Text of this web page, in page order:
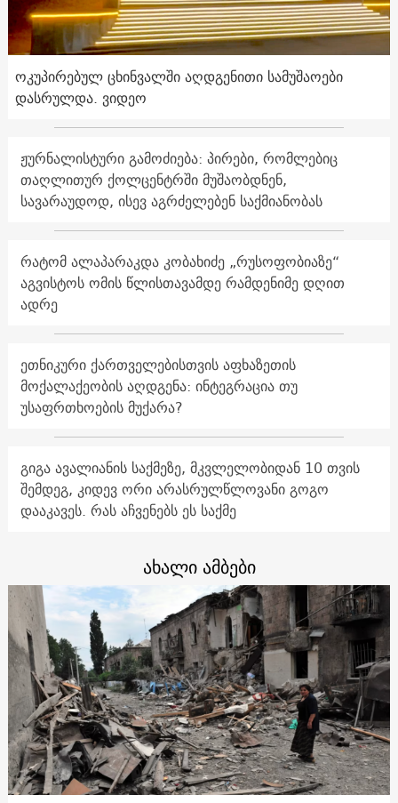
ოკუპირებულ ცხინვალში აღდგენითი სამუშაოები
დასრულდა. ვიდეო
ჟურნალისტური გამოძიება: პირები, რომლებიც
თაღლითურ ქოლცენტრში მუშაობდნენ,
სავარაუდოდ, ისევ აგრძელებენ საქმიანობას
რატომ ალაპარაკდა კობახიძე „რუსოფობიაზე“
აგვისტოს ომის წლისთავამდე რამდენიმე დღით
ადრე
ეთნიკური ქართველებისთვის აფხაზეთის
მოქალაქეობის აღდგენა: ინტეგრაცია თუ
უსაფრთხოების მუქარა?
გიგა ავალიანის საქმეზე, მკვლელობიდან 10 თვის
შემდეგ, კიდევ ორი არასრულწლოვანი გოგო
დააკავეს. რას აჩვენებს ეს საქმე
ახალი ამბები